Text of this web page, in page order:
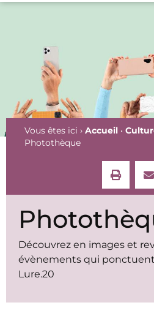
Vous êtes ici › Accueil •
Photothèque
Découvrez en images et
évènements qui
Lure.20